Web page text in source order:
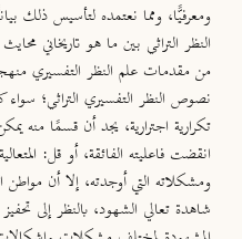
ومعرفيًّا، ومما نعتمده لتأسيس ذلك
النظر التراثي بين ما هو تاريخاني
نصوص النظر التفسيري التراثي؛ سواء
تكرارية اجترارية، يجد أن قسمًا منه
انقضت فاعليته الفائقة، أو قل:
ومشكلاته التي أوجدته، إلا أن مواطن
شاهدة تعالي الشهود، بالنظر إلى تحفيز